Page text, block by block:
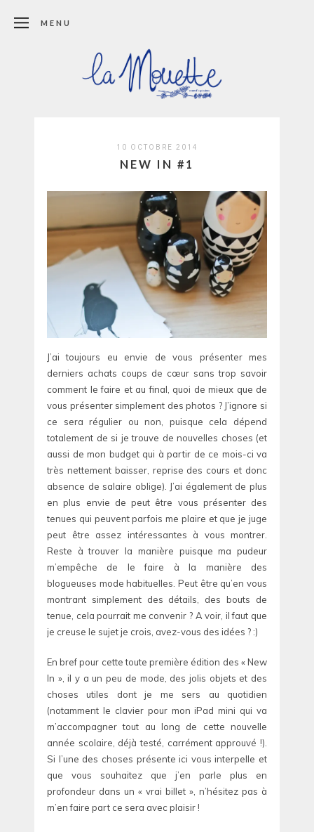
MENU
10 OCTOBRE 2014
NEW IN #1
J’ai toujours eu envie de vous présenter mes
derniers achats coups de cœur sans trop savoir
comment le faire et au final, quoi de mieux que de
vous présenter simplement des photos ? J’ignore si
ce sera régulier ou non, puisque cela dépend
totalement de si je trouve de nouvelles choses (et
aussi de mon budget qui à partir de ce mois-ci va
très nettement baisser, reprise des cours et donc
absence de salaire oblige). J’ai également de plus
en plus envie de peut être vous présenter des
tenues qui peuvent parfois me plaire et que je juge
peut être assez intéressantes à vous montrer.
Reste à trouver la manière puisque ma pudeur
m’empêche de le faire à la manière des
blogueuses mode habituelles. Peut être qu’en vous
montrant simplement des détails, des bouts de
tenue, cela pourrait me convenir ? A voir, il faut que
je creuse le sujet je crois, avez-vous des idées ? :)
En bref pour cette toute première édition des « New
In », il y a un peu de mode, des jolis objets et des
choses utiles dont je me sers au quotidien
(notamment le clavier pour mon iPad mini qui va
m’accompagner tout au long de cette nouvelle
année scolaire, déjà testé, carrément approuvé !).
Si l’une des choses présente ici vous interpelle et
que vous souhaitez que j’en parle plus en
profondeur dans un « vrai billet », n’hésitez pas à
m’en faire part ce sera avec plaisir !